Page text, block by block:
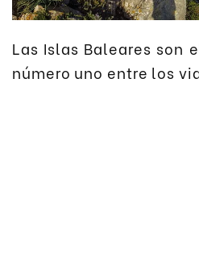
Las Islas Baleares son
número uno entre los